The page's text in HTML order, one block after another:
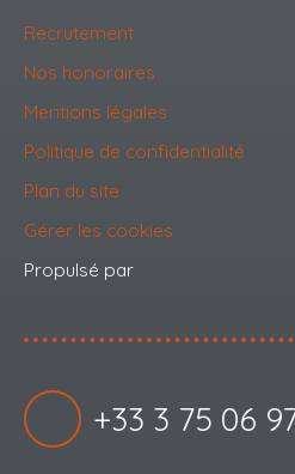
Recrutement
Nos honoraires
Mentions légales
Politique de confidentialité
Plan du site
Gérer les cookies
Propulsé par
+33 3 75 06